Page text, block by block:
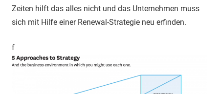
Zeiten hilft das alles nicht und das Unternehmen muss
sich mit Hilfe einer Renewal-Strategie neu erfinden.
f